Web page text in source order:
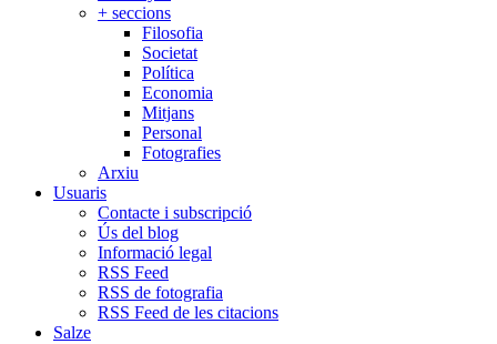
+ seccions
Filosofia
Societat
Política
Economia
Mitjans
Personal
Fotografies
Arxiu
Usuaris
Contacte i subscripció
Ús del blog
Informació legal
RSS Feed
RSS de fotografia
RSS Feed de les citacions
Salze